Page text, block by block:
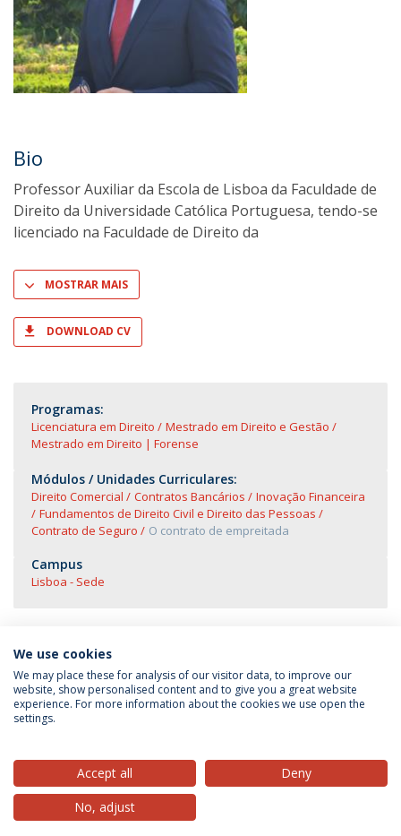
Bio
Professor Auxiliar da Escola de Lisboa da Faculdade de
Direito da Universidade Católica Portuguesa, tendo-se
licenciado na Faculdade de Direito da
MOSTRAR MAIS
DOWNLOAD CV
Programas:
Licenciatura em Direito
Mestrado em Direito e Gestão
Mestrado em Direito | Forense
Módulos / Unidades Curriculares:
Direito Comercial Contratos Bancários
Inovação Financeira
Fundamentos de Direito Civil e Direito das Pessoas
Contrato de Seguro
O contrato de empreitada
Campus
Lisboa - Sede
Política de Privacidade
Termos & Condições
© 2026 Universidade Católica Portuguesa
We use cookies
We may place these for analysis of our visitor data, to improve our
website, show personalised content and to give you a great website
experience. For more information about the cookies we use open the
settings.
Accept all
Deny
No, adjust